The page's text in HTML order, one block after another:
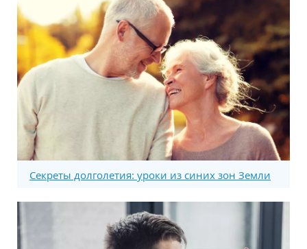
Секреты долголетия: уроки из синих зон Земли